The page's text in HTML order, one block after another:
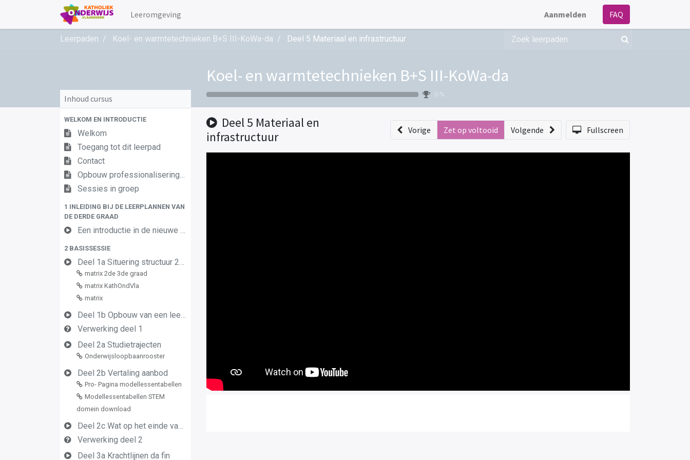
Leeromgeving Aanmelden FAQ
Leerpaden Koel- en warmtetechnieken B+S III-KoWa-da Deel 5 Materiaal en infrastructuur
Koel- en warmtetechnieken B+S III-KoWa-da
0 %
Inhoud cursus
WELKOM EN INTRODUCTIE
Welkom
Toegang tot dit leerpad
Contact
Opbouw professionaliseringstraject
Sessies in groep
1 INLEIDING BIJ DE LEERPLANNEN VAN
DE DERDE GRAAD
Een introductie in de nieuwe leerplannen van de derde graad
2 BASISSESSIE
Deel 1a Situering structuur 2de en 3de graad
matrix 2de 3de graad
matrix KathOndVla
matrix
Deel 1b Opbouw van een leerplan vormingsconcept
Verwerking deel 1
Deel 2a Studietrajecten
Onderwijsloopbaanrooster
Deel 2b Vertaling aanbod
Pro- Pagina modellessentabellen
Modellessentabellen STEM
domein download
Deel 2c Wat op het einde van de graad
Verwerking deel 2
Deel 3a Krachtlijnen da fin
Deel 5 Materiaal en
infrastructuur
Vorige Zet op voltooid Volgende Fullscreen